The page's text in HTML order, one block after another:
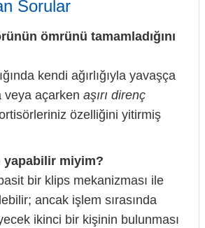
Sorular
ömrünü tamamladığını
kendi ağırlığıyla yavaşça
veya açarken aşırı direnç
özelliğini yitirmiş
yapabilir miyim?
bir klips mekanizması ile
ancak işlem sırasında
ikinci bir kişinin bulunması